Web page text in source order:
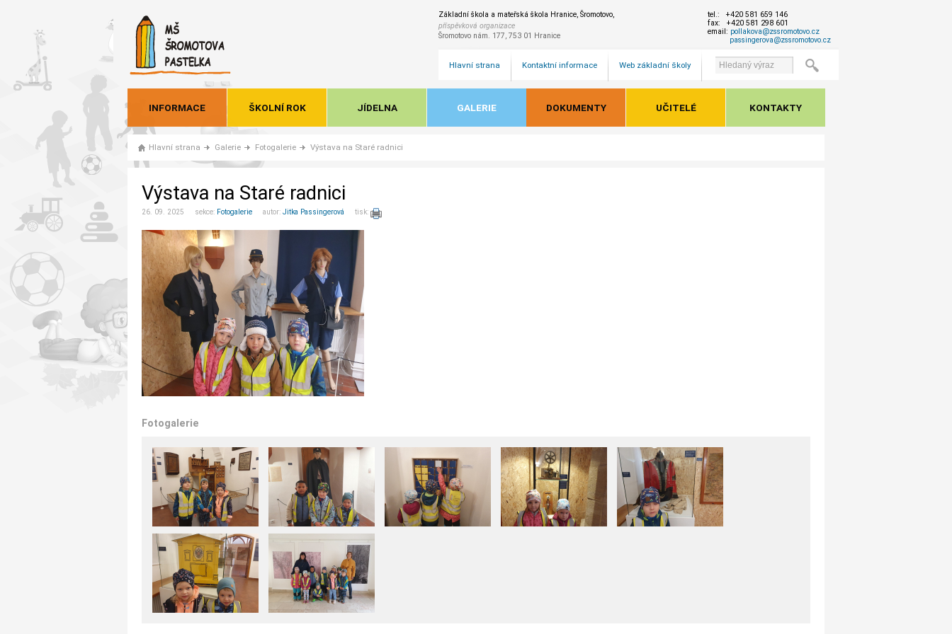
Základní škola a mateřská škola Hranice, Šromotovo,
příspěvková organizace
Šromotovo nám. 177, 753 01 Hranice
tel.: +420 581 659 146
fax: +420 581 298 601
email: pollakova@zssromotovo.cz
passingerova@zssromotovo.cz
Hlavní strana Kontaktní informace Web základní školy
INFORMACE ŠKOLNÍ ROK JÍDELNA GALERIE DOKUMENTY UČITELÉ KONTAKTY
Hlavní strana Galerie Fotogalerie Výstava na Staré radnici
Výstava na Staré radnici
26. 09. 2025 sekce: Fotogalerie autor: Jitka Passingerová tisk:
Fotogalerie